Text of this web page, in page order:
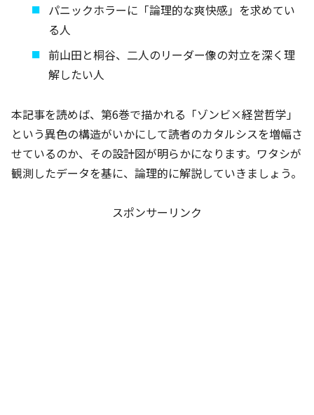
パニックホラーに「論理的な爽快感」を求めてい
る人
前山田と桐谷、二人のリーダー像の対立を深く理
解したい人
本記事を読めば、第6巻で描かれる「ゾンビ×経営哲学」
という異色の構造がいかにして読者のカタルシスを増幅さ
せているのか、その設計図が明らかになります。ワタシが
観測したデータを基に、論理的に解説していきましょう。
スポンサーリンク